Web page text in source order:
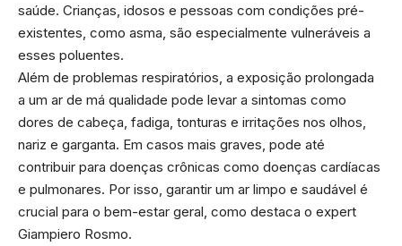
saúde. Crianças, idosos e pessoas com condições pré-
existentes, como asma, são especialmente vulneráveis a
esses poluentes.
Além de problemas respiratórios, a exposição prolongada
a um ar de má qualidade pode levar a sintomas como
dores de cabeça, fadiga, tonturas e irritações nos olhos,
nariz e garganta. Em casos mais graves, pode até
contribuir para doenças crônicas como doenças cardíacas
e pulmonares. Por isso, garantir um ar limpo e saudável é
crucial para o bem-estar geral, como destaca o expert
Giampiero Rosmo.